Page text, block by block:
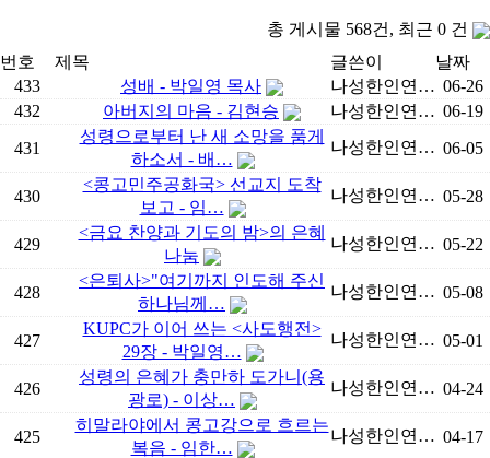
총 게시물 568건, 최근 0 건
번호
제목 글쓴이
날짜
433
성배 - 박일영 목사 나성한인연… 06-26
432
아버지의 마음 - 김현승 나성한인연… 06-19
431
성령으로부터 난 새 소망을 품게
하소서 - 배…
나성한인연… 06-05
430
<콩고민주공화국> 선교지 도착
보고 - 임…
나성한인연… 05-28
429
<금요 찬양과 기도의 밤>의 은혜
나눔
나성한인연… 05-22
428
<은퇴사>"여기까지 인도해 주신
하나님께…
나성한인연… 05-08
427
KUPC가 이어 쓰는 <사도행전>
29장 - 박일영…
나성한인연… 05-01
426
성령의 은혜가 충만하 도가니(용
광로) - 이상…
나성한인연… 04-24
425
히말라야에서 콩고강으로 흐르는
복음 - 임한…
나성한인연… 04-17